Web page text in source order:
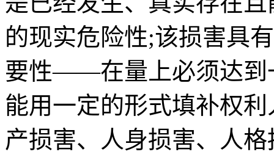
的现实危险性;该损害具
要性——在量上必须达
能用一定的形式填补权
产损害、人身损害、人